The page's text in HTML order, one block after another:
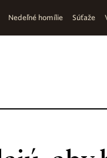
Nedeľné homílie Súťaže